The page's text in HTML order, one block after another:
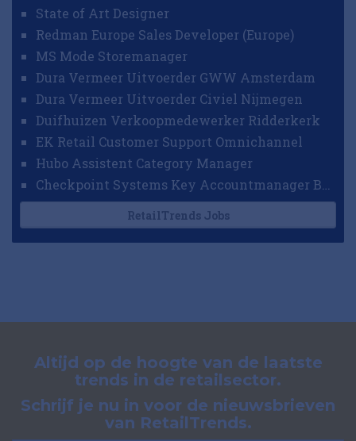
State of Art Designer
Redman Europe Sales Developer (Europe)
MS Mode Storemanager
Dura Vermeer Uitvoerder GWW Amsterdam
Dura Vermeer Uitvoerder Civiel Nijmegen
Duifhuizen Verkoopmedewerker Ridderkerk
EK Retail Customer Support Omnichannel
Hubo Assistent Category Manager
Checkpoint Systems Key Accountmanager Benelux
RetailTrends Jobs
Altijd op de hoogte van de laatste
trends in de retailsector.
Schrijf je nu in voor de nieuwsbrieven
van RetailTrends.